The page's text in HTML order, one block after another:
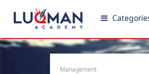
Management